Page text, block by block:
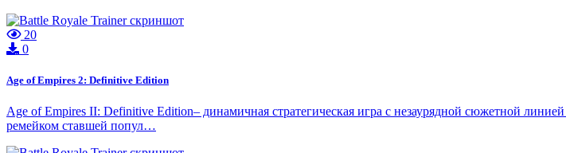
20
0
Age of Empires 2: Definitive Edition
Age of Empires II: Definitive Edition– динамичная стратегическая игра с незаурядной сюжетной
ремейком ставшей попул…